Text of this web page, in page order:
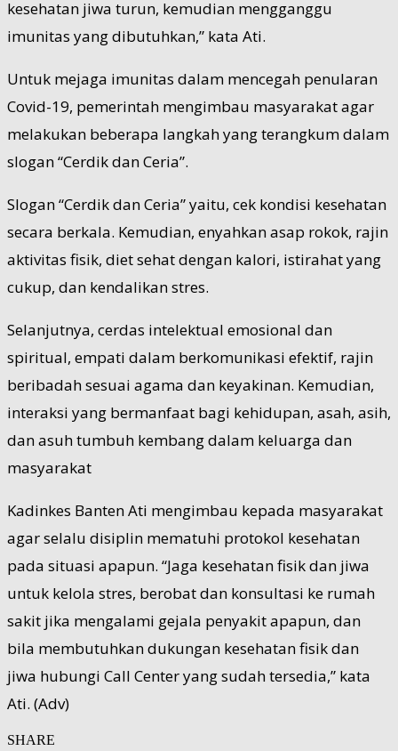
kesehatan jiwa turun, kemudian mengganggu
imunitas yang dibutuhkan,” kata Ati.
Untuk mejaga imunitas dalam mencegah penularan
Covid-19, pemerintah mengimbau masyarakat agar
melakukan beberapa langkah yang terangkum dalam
slogan “Cerdik dan Ceria”.
Slogan “Cerdik dan Ceria” yaitu, cek kondisi kesehatan
secara berkala. Kemudian, enyahkan asap rokok, rajin
aktivitas fisik, diet sehat dengan kalori, istirahat yang
cukup, dan kendalikan stres.
Selanjutnya, cerdas intelektual emosional dan
spiritual, empati dalam berkomunikasi efektif, rajin
beribadah sesuai agama dan keyakinan. Kemudian,
interaksi yang bermanfaat bagi kehidupan, asah, asih,
dan asuh tumbuh kembang dalam keluarga dan
masyarakat
Kadinkes Banten Ati mengimbau kepada masyarakat
agar selalu disiplin mematuhi protokol kesehatan
pada situasi apapun. “Jaga kesehatan fisik dan jiwa
untuk kelola stres, berobat dan konsultasi ke rumah
sakit jika mengalami gejala penyakit apapun, dan
bila membutuhkan dukungan kesehatan fisik dan
jiwa hubungi Call Center yang sudah tersedia,” kata
Ati. (Adv)
SHARE